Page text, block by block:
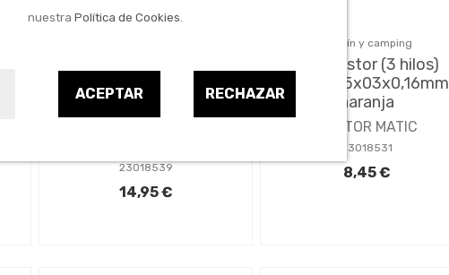
nuestraPolítica de Cookies
ACEPTAR RECHAZAR
Cinta pastor premium
200m 12x04x0,16mm
blanco
23018539
14,95 €
Jardín y camping
Hilo pastor (3 hilos)
250m 1,5x03x0,16mm
naranja
PASTOR MATIC
23018531
8,45 €